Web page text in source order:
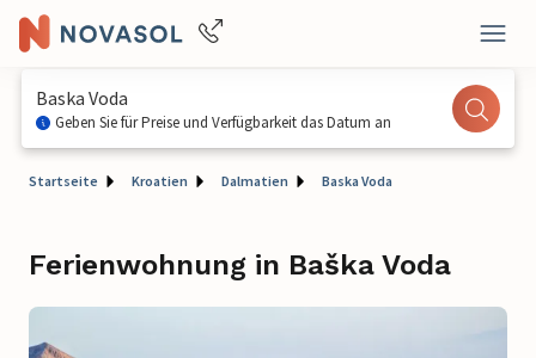
Baska Voda
Geben Sie für Preise und Verfügbarkeit das Datum an
Startseite Kroatien Dalmatien Baska Voda
Ferienwohnung in Baška Voda